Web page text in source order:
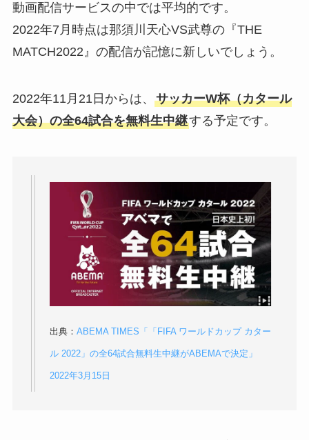
動画配信サービスの中では平均的です。
2022年7月時点は那須川天心VS武尊の『THE
MATCH2022』の配信が記憶に新しいでしょう。
2022年11月21日からは、 サッカーW杯（カタール
大会）の全64試合を無料生中継する予定です。
出典： ABEMA TIMES「「FIFA ワールドカップ カター
ル 2022」の全64試合無料生中継がABEMAで決定」
2022年3月15日